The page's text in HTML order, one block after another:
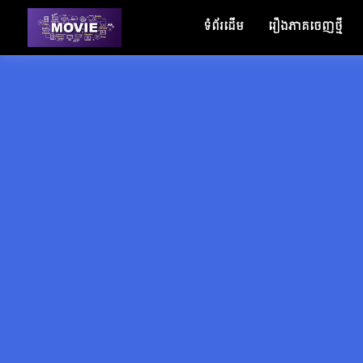
ទំព័រដើម រឿងភាគចេញថ្មី